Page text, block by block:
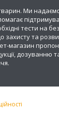
Ми надаємо
тести на
захисту та
магазин
дозуванню